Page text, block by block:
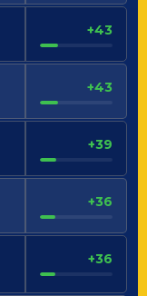
+43
+43
+39
+36
+36